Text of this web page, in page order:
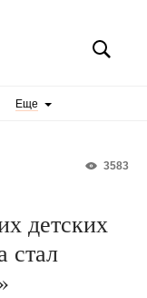
Еще
3583
детских
стал